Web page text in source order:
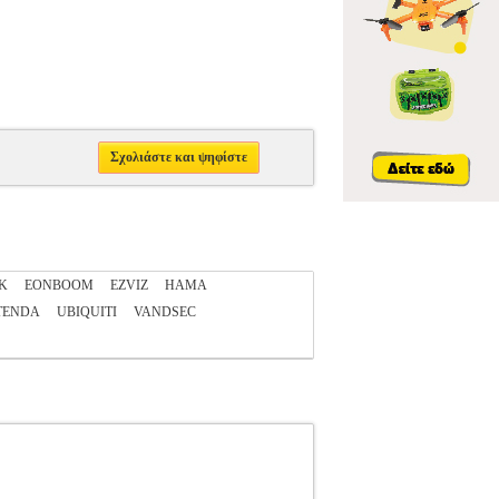
Σχολιάστε και ψηφίστε
EONBOOM EZVIZ
HAMA
UBIQUITI VANDSEC